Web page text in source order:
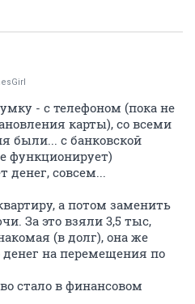
- с телефоном (пока не
карты), со всеми
были... с банковской
функционирует)
денег, совсем...
а потом заменить
За это взяли 3,5 тыс,
(в долг), она же
на перемещения по
стало в финансовом